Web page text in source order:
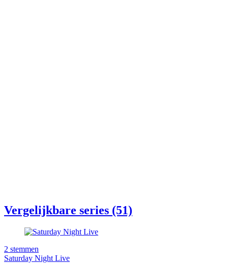
Vergelijkbare series (51)
2 stemmen
Saturday Night Live